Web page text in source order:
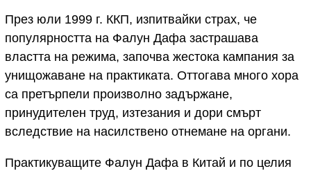
През юли 1999 г. ККП, изпитвайки страх, че
популярността на Фалун Дафа застрашава
властта на режима, започва жестока кампания за
унищожаване на практиката. Оттогава много хора
са претърпели произволно задържане,
принудителен труд, изтезания и дори смърт
вследствие на насилствено отнемане на органи.
Практикуващите Фалун Дафа в Китай и по целия